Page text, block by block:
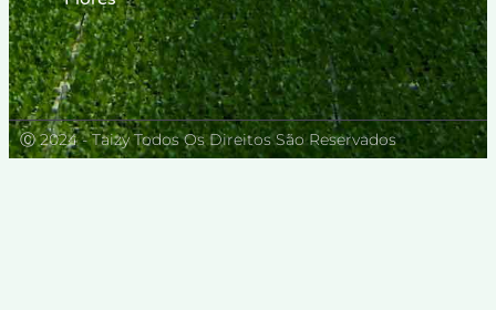
Ⓒ 2024 - Taizy Todos Os Direitos São Reservados